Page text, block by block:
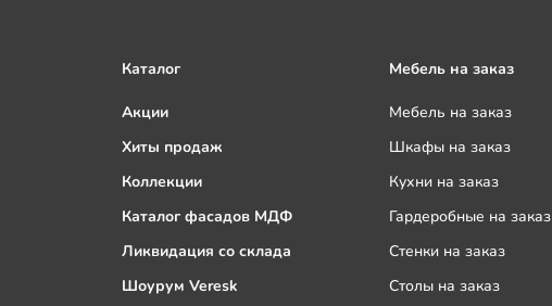
Каталог
Акции
Хиты продаж
Коллекции
Каталог фасадов МДФ
Ликвидация со склада
Шоурум Veresk
Мебель на заказ
Мебель на заказ
Шкафы на заказ
Кухни на заказ
Гардеробные на заказ
Стенки на заказ
Столы на заказ